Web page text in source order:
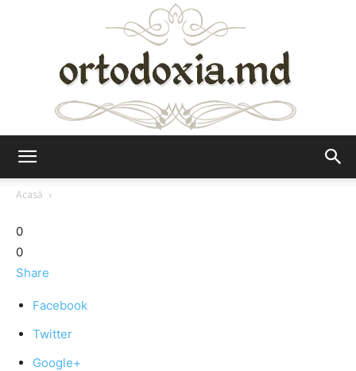
Acasă
0
0
Share
Facebook
Twitter
Google+